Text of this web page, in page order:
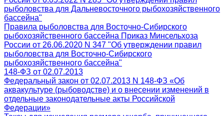
рыболовства для Дальневосточного рыбохозяйственного
бассейна"
Правила рыболовства для Восточно-Сибирского
рыбохозяйственного бассейна Приказ Минсельхоза
России от 26.06.2020 N 347 "Об утверждении правил
рыболовства для Восточно-Сибирского
рыбохозяйственного бассейна"
148-ФЗ от 02.07.2013
Федеральный закон от 02.07.2013 N 148-ФЗ «Об
аквакультуре (рыбоводстве) и о внесении изменений в
отдельные законодательные акты Российской
Федерации»